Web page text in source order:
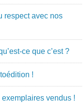
respect avec nos
ce que c’est ?
!
vendus !